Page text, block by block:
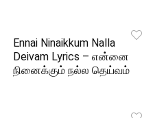
Ennai Ninaikkum Nalla
Deivam Lyrics – என்னை
நினைக்கும் நல்ல தெய்வம்